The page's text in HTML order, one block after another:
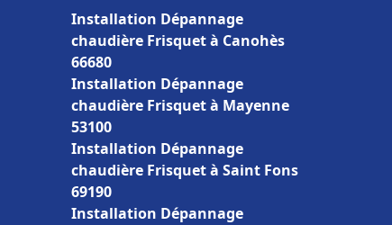
Installation Dépannage
chaudière Frisquet à Canohès
66680
Installation Dépannage
chaudière Frisquet à Mayenne
53100
Installation Dépannage
chaudière Frisquet à Saint Fons
69190
Installation Dépannage